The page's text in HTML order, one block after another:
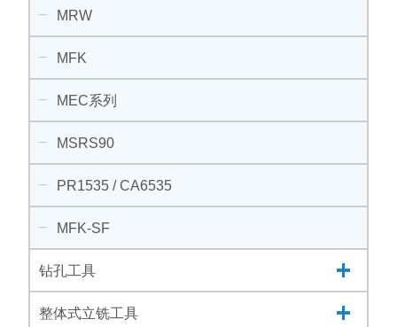
MRW
MFK
MEC系列
MSRS90
PR1535 / CA6535
MFK-SF
钻孔工具
整体式立铣工具